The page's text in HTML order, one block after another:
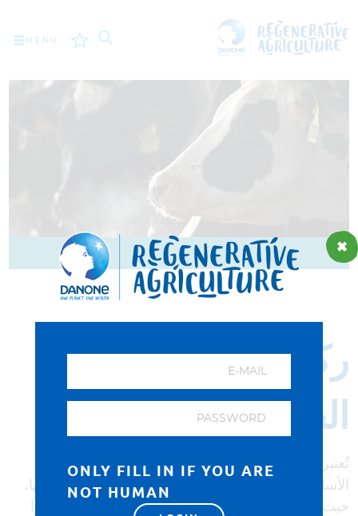
MENU
المزارعون
أفضل الممارسات
LOGIN
РУССКИЙ
ROMÂNĂ
ESPAÑOL
ركيزتنا لرعاية
الحيوانات
تُعتبر رعاية الحيوانات، في شركة دانون، إحدى الركائز
الأساسية الثلاث لإستراتيجية الزراعة التجديدية التي نتّبعها،
حيث إن للحفاظ على سعادة وصحة جميع الحيوانات، بدءًا
ONLY FILL IN IF YOU ARE
NOT HUMAN